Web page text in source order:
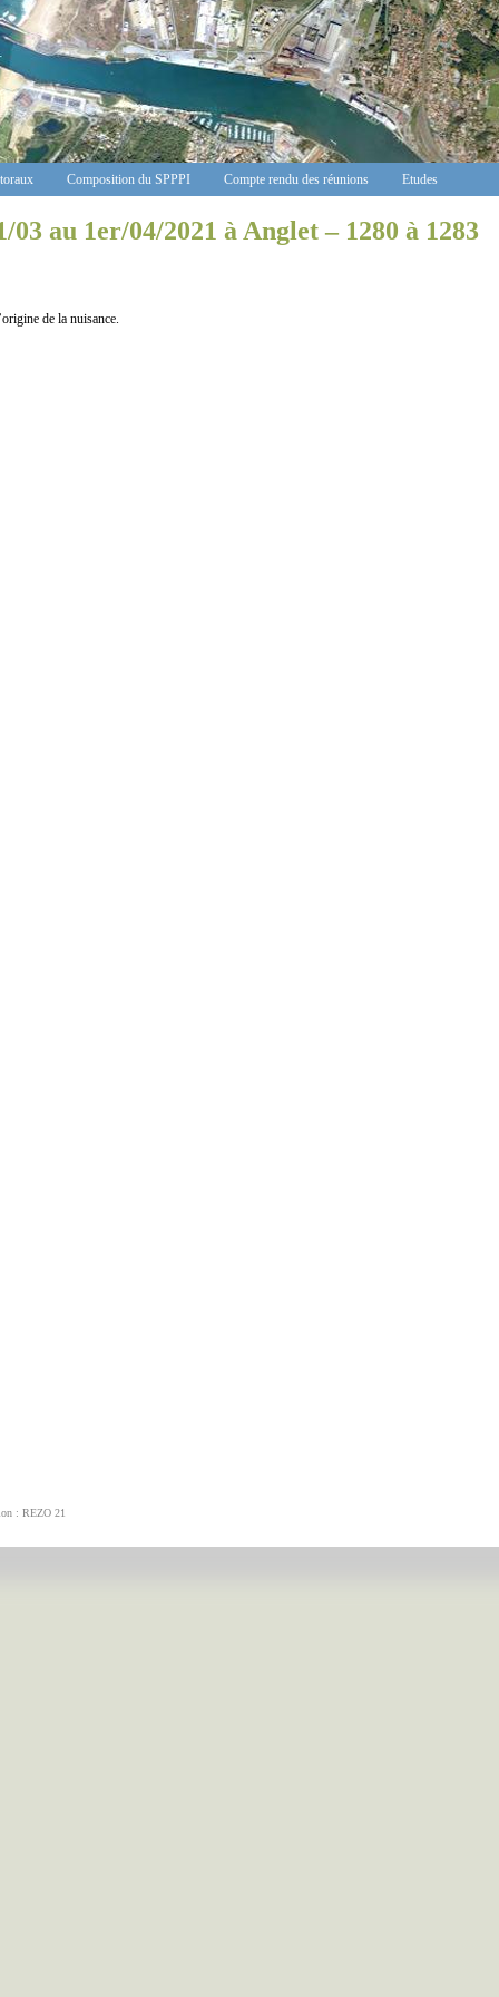
Composition du SPPPI Compte rendu des réunions Etudes
au 1er/04/2021 à Anglet – 1280 à 1283
de la nuisance.
: REZO 21